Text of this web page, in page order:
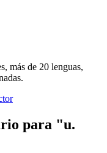
más de 20 lenguas,
para "u.